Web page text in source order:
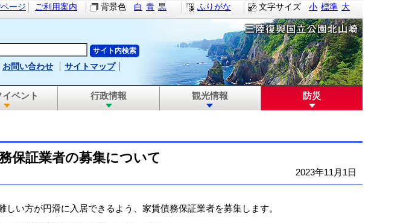
文字サイズ 小 標準 大
ージ ご利用案内 背景色 白 青 黒 ふりがな
お問い合わせ サイトマップ
ベント 行政情報 観光情報 防災
保証業者の募集について
2023年11月1日
い方が円滑に入居できるよう、家賃債務保証業者を募集します。